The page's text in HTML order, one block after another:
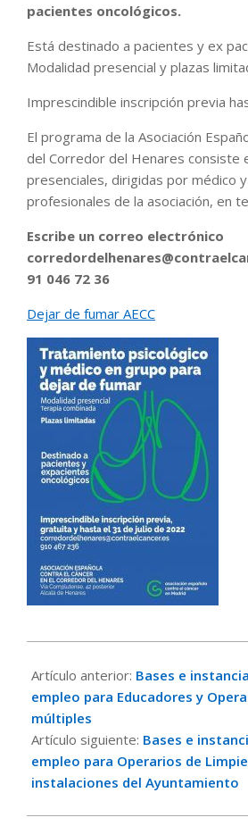
pacientes oncológicos.
Está destinado a pacientes y ex
Modalidad presencial y plazas
Imprescindible inscripción previa
El programa de la Asociación
del Corredor del Henares consiste
presenciales, dirigidas por médico
profesionales de la asociación, en
Escribe un correo electrónico
91 046 72 36
Dejar de fumar AECC
07-
20
Artículo anterior: Bases e
empleo para Educadores y
múltiples
Artículo siguiente: Bases e
empleo para Operarios de
instalaciones del Ayuntamiento